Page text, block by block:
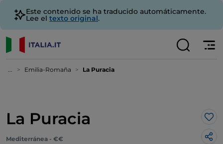
Este contenido se ha traducido automáticamente.
Lee el texto original.
... Emilia-Romaña La Puracia
La Puracia Me
Mediterránea - €€